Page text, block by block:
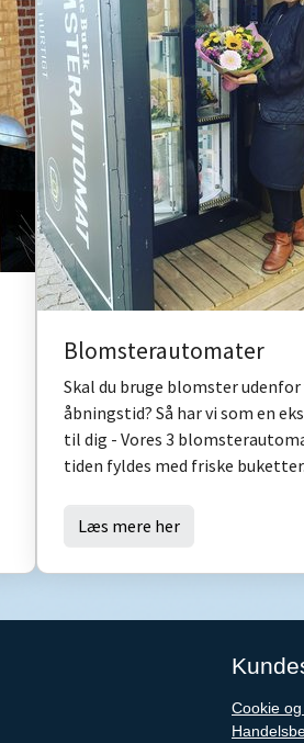
Blomsterautomater
Skal du bruge blomster udenfor
åbningstid? Så har vi som en
til dig - Vores 3
tiden fyldes med friske buketter.
Læs mere her
Cookie